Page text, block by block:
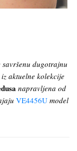
savršenu dugotrajnu
aktuelne kolekcije
napravljena od
VE4456Umodel